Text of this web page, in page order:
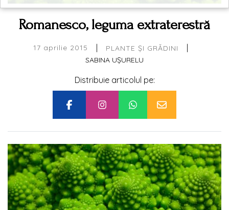
Romanesco, leguma extraterestră
17 aprilie 2015 | PLANTE ȘI GRĂDINI |
SABINA UȘURELU
Distribuie articolul pe: